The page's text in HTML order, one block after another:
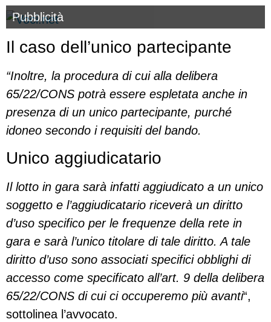
Pubblicità
Il caso dell’unico partecipante
“Inoltre, la procedura di cui alla delibera
65/22/CONS potrà essere espletata anche in
presenza di un unico partecipante, purché
idoneo secondo i requisiti del bando.
Unico aggiudicatario
Il lotto in gara sarà infatti aggiudicato a un unico
soggetto e l’aggiudicatario riceverà un diritto
d’uso specifico per le frequenze della rete in
gara e sarà l’unico titolare di tale diritto. A tale
diritto d’uso sono associati specifici obblighi di
accesso come specificato all’art. 9 della delibera
65/22/CONS di cui ci occuperemo più avanti“,
sottolinea l’avvocato.